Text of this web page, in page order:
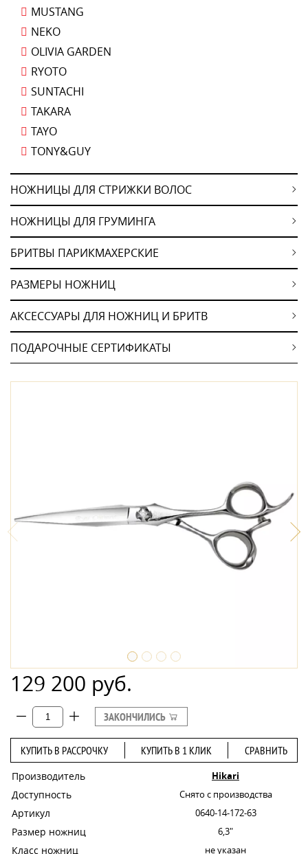
MUSTANG
NEKO
OLIVIA GARDEN
RYOTO
SUNTACHI
TAKARA
TAYO
TONY&GUY
НОЖНИЦЫ ДЛЯ СТРИЖКИ ВОЛОС
НОЖНИЦЫ ДЛЯ ГРУМИНГА
БРИТВЫ ПАРИКМАХЕРСКИЕ
РАЗМЕРЫ НОЖНИЦ
АКСЕССУАРЫ ДЛЯ НОЖНИЦ И БРИТВ
ПОДАРОЧНЫЕ СЕРТИФИКАТЫ
129 200 руб.
ЗАКОНЧИЛИСЬ
КУПИТЬ В РАССРОЧКУ КУПИТЬ В 1 КЛИК СРАВНИТЬ
Производитель Hikari
Доступность Снято с производства
Артикул 0640-14-172-63
Размер ножниц 6,3"
Класс ножниц не указан